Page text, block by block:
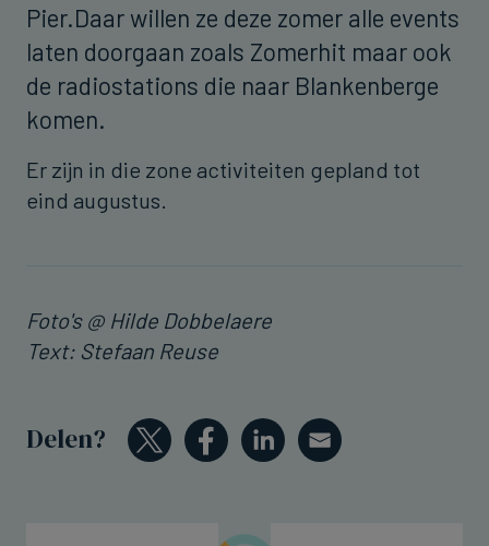
Pier.Daar willen ze deze zomer alle events
laten doorgaan zoals Zomerhit maar ook
de radiostations die naar Blankenberge
komen.
Er zijn in die zone activiteiten gepland tot
eind augustus.
Foto's @ Hilde Dobbelaere
Text: Stefaan Reuse
Delen?